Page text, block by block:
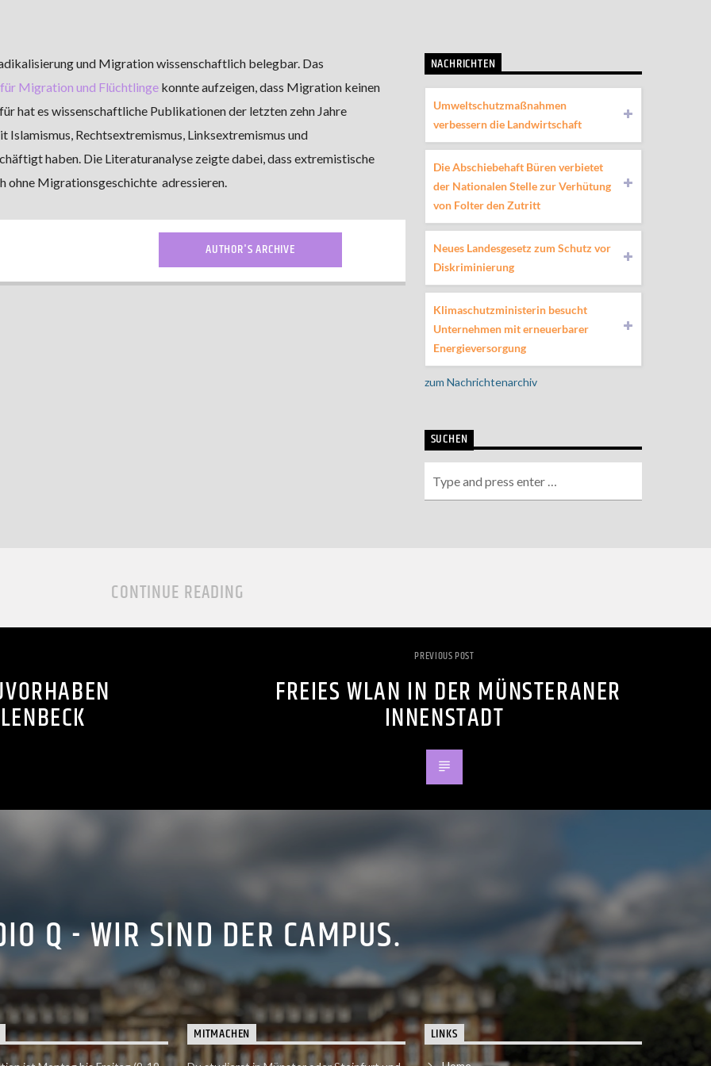
und Migration wissenschaftlich belegbar. Das
Migration und Flüchtlingekonnte aufzeigen, dass Migration keinen
hat es wissenschaftliche Publikationen der letzten zehn Jahre
Islamismus, Rechtsextremismus, Linksextremismus und
haben. Die Literaturanalyse zeigte dabei, dass extremistische
ohne Migrationsgeschichte adressieren.
AUTHOR'S ARCHIVE
NACHRICHTEN
Umweltschutzmaßnahmen
verbessern die Landwirtschaft
Die Abschiebehaft Büren verbietet
der Nationalen Stelle zur Verhütung
von Folter den Zutritt
Neues Landesgesetz zum Schutz vor
Diskriminierung
Klimaschutzministerin besucht
Unternehmen mit erneuerbarer
Energieversorgung
zum Nachrichtenarchiv
SUCHEN
CONTINUE READING
PREVIOUS POST
FREIES WLAN IN DER MÜNSTERANER
INNENSTADT
Q - WIR SIND DER CAMPUS.
MITMACHEN LINKS